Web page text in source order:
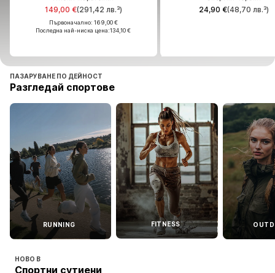
149,00 €(291,42 лв.³)
Първоначално: 169,00 €
Последна най-ниска цена:134,10 €
24,90 €(48,70 лв.³)
149,00 €(291,42 лв.³)
Първоначално: 169,00 €
Последна най-ниска цена:134,10 €
24,90 €(48,70 лв.³)
ПАЗАРУВАНЕ ПО ДЕЙНОСТ
Разгледай спортове
RUNNING FITNESS
НОВО В
Спортни сутиени